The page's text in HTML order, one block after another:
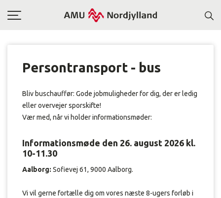
Toggle
Persontransport - bus
Bliv buschauffør: Gode jobmuligheder for dig, der er ledig
eller overvejer sporskifte!
Vær med, når vi holder informationsmøder:
Informationsmøde den 26. august 2026 kl.
10-11.30
Aalborg: Sofievej 61, 9000 Aalborg.
Vi vil gerne fortælle dig om vores næste 8-ugers forløb i